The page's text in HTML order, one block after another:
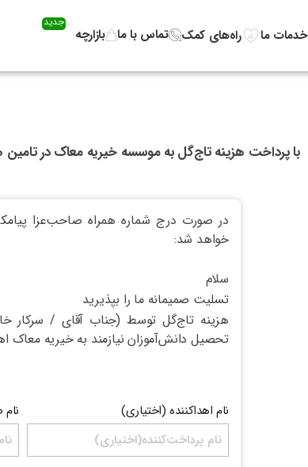
خدمات ما راه‌های کمک تماس با ما بازارچه
جدید
با پرداخت هزینه تاج‌گل به موسسه خیریه معاک در
در صورت درج شماره همراه صاحب‌عزا
خواهد شد:
سلام
تسلیت صمیمانه ما را بپذیرید
هزینه تاج‌گل توسط (جناب آقای / سرکار
تحصیل دانش‌آموزان نیازمند به خیریه معاک
نام اهداکننده (اختیاری)